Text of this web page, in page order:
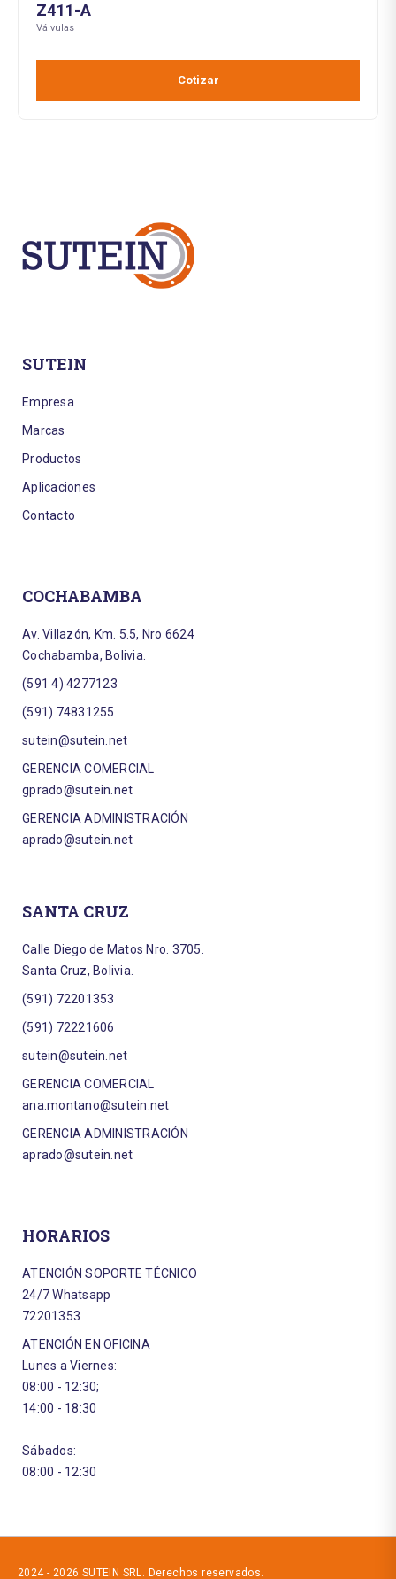
Z411-A
Válvulas
Cotizar
SUTEIN
Empresa
Marcas
Productos
Aplicaciones
Contacto
COCHABAMBA
Av. Villazón, Km. 5.5, Nro 6624
Cochabamba, Bolivia.
(591 4) 4277123
(591) 74831255
sutein@sutein.net
GERENCIA COMERCIAL
gprado@sutein.net
GERENCIA ADMINISTRACIÓN
aprado@sutein.net
SANTA CRUZ
Calle Diego de Matos Nro. 3705.
Santa Cruz, Bolivia.
(591) 72201353
(591) 72221606
sutein@sutein.net
GERENCIA COMERCIAL
ana.montano@sutein.net
GERENCIA ADMINISTRACIÓN
aprado@sutein.net
HORARIOS
ATENCIÓN SOPORTE TÉCNICO
24/7 Whatsapp
72201353
ATENCIÓN EN OFICINA
Lunes a Viernes:
08:00 - 12:30;
14:00 - 18:30
Sábados:
08:00 - 12:30
2024 - 2026 SUTEIN SRL. Derechos reservados.